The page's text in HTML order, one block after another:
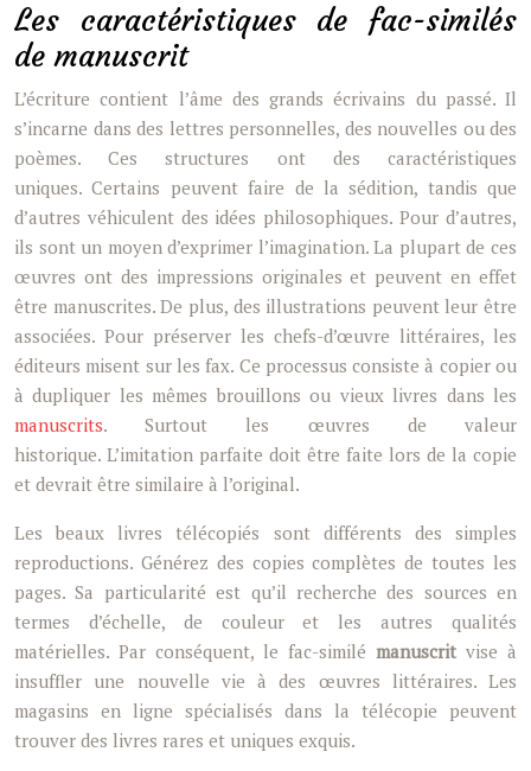
Les caractéristiques de fac-similés
de manuscrit
L’écriture contient l’âme des grands écrivains du passé. Il
s’incarne dans des lettres personnelles, des nouvelles ou des
poèmes. Ces structures ont des caractéristiques
uniques. Certains peuvent faire de la sédition, tandis que
d’autres véhiculent des idées philosophiques. Pour d’autres,
ils sont un moyen d’exprimer l’imagination. La plupart de ces
œuvres ont des impressions originales et peuvent en effet
être manuscrites. De plus, des illustrations peuvent leur être
associées. Pour préserver les chefs-d’œuvre littéraires, les
éditeurs misent sur les fax. Ce processus consiste à copier ou
à dupliquer les mêmes brouillons ou vieux livres dans les
manuscrits. Surtout les œuvres de valeur
historique. L’imitation parfaite doit être faite lors de la copie
et devrait être similaire à l’original.
Les beaux livres télécopiés sont différents des simples
reproductions. Générez des copies complètes de toutes les
pages. Sa particularité est qu’il recherche des sources en
termes d’échelle, de couleur et les autres qualités
matérielles. Par conséquent, le fac-similé manuscrit vise à
insuffler une nouvelle vie à des œuvres littéraires. Les
magasins en ligne spécialisés dans la télécopie peuvent
trouver des livres rares et uniques exquis.